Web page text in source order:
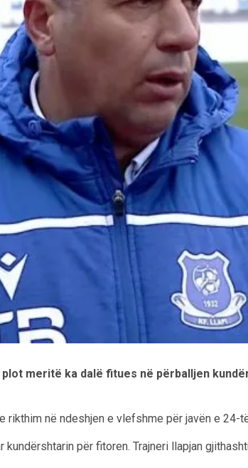
meritë ka dalë fitues në përballjen
rikthim në ndeshjen e vlefshme për javën e 24-
për fitoren. Trajneri llapjan